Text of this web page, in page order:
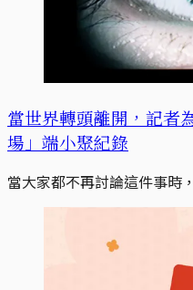
當世界轉頭離開，記者
場」端小聚紀錄
當大家都不再討論這件事時